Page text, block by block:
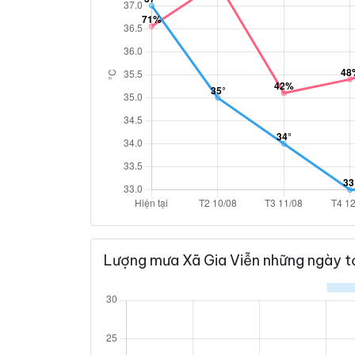
Lượng mưa Xã Gia Viễn những ngày